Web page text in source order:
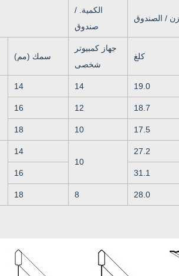
الكمية. /
صندوق
/ الصندوق
سمك (مم)
جهاز كمبيوتر
شخصى
كلغ
14 14 19.0
16 12 18.7
18 10 17.5
14
10
27.2
16 31.1
18 8 28.0